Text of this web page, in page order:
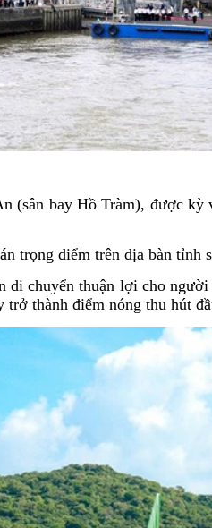
(sân bay Hồ Tràm), được kỳ
trọng điểm trên địa bàn tỉnh
di chuyển thuận lợi cho
thành điểm nóng thu hút